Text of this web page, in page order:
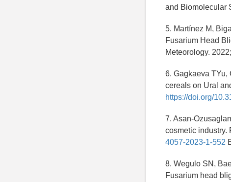
and Biomolecular
5. Martínez M,
Fusarium Head
Meteorology.
6. Gagkaeva TYu,
cereals on Ural
https://doi.org/
7. Asan-
cosmetic industry.
4057-2023-1-552
8. Wegulo SN,
Fusarium head